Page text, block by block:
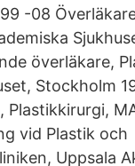
-08
överläkare,
Stockholm
Plastikkirurgi,
vid Plastik och
Uppsala